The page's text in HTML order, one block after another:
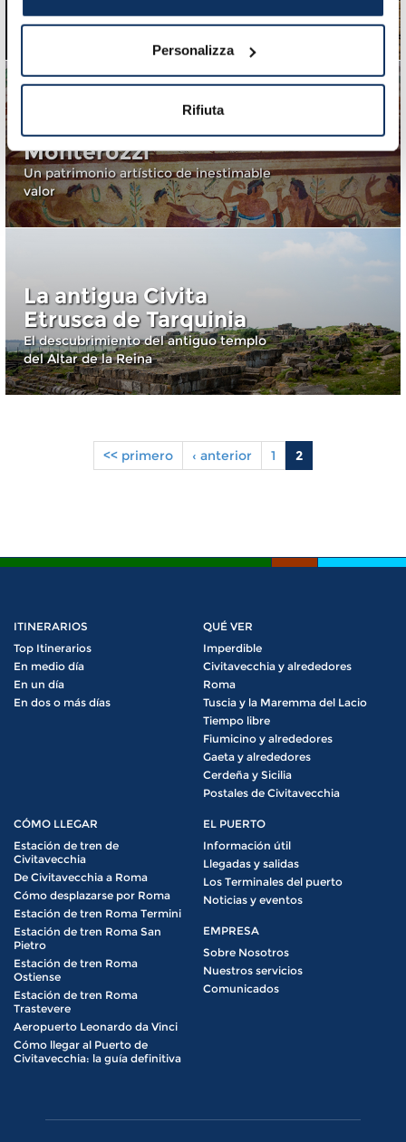
Personalizza
Rifiuta
italiano
Necrópolis Etrusca de
Monterozzi
Un patrimonio artístico de inestimable
valor
La antigua Civita
Etrusca de Tarquinia
El descubrimiento del antiguo templo
del Altar de la Reina
<< primero ‹ anterior 1 2
ITINERARIOS
Top Itinerarios
En medio día
En un día
En dos o más días
QUÉ VER
Imperdible
Civitavecchia y alrededores
Roma
Tuscia y la Maremma del Lacio
Tiempo libre
Fiumicino y alrededores
Gaeta y alrededores
Cerdeña y Sicilia
Postales de Civitavecchia
CÓMO LLEGAR
Estación de tren de
Civitavecchia
De Civitavecchia a Roma
Cómo desplazarse por Roma
Estación de tren Roma Termini
Estación de tren Roma San
Pietro
Estación de tren Roma
Ostiense
Estación de tren Roma
Trastevere
Aeropuerto Leonardo da Vinci
Cómo llegar al Puerto de
Civitavecchia: la guía definitiva
EL PUERTO
Información útil
Llegadas y salidas
Los Terminales del puerto
Noticias y eventos
EMPRESA
Sobre Nosotros
Nuestros servicios
Comunicados